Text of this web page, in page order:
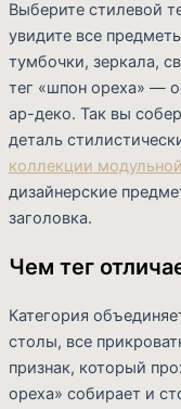
Выберите стилевой
увидите все
тумбочки, зеркала,
тег «шпон ореха» —
ар-деко. Так вы
деталь
коллекции
дизайнерские
заголовка.
Чем тег
Категория
столы, все
признак, который
ореха» собирает и